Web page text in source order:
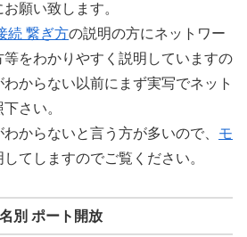
願い致します。
続 繋ぎ方の説明の方にネットワー
をわかりやすく説明していますの
からない以前にまず実写でネット
さい。
からないと言う方が多いので、 モ
てしますのでご覧ください。
別 ポート開放